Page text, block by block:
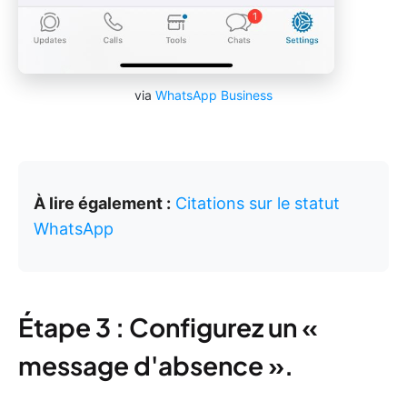
via WhatsApp Business
À lire également : Citations sur le statut
WhatsApp
Étape 3 : Configurez un «
message d'absence ».